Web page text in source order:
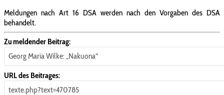
Meldungen nach Art 16 DSA werden nach den Vorgaben des DSA
behandelt.
Zu meldender Beitrag:
Georg Maria Wilke: „Nakuona“
URL des Beitrages:
texte.php?text=470785